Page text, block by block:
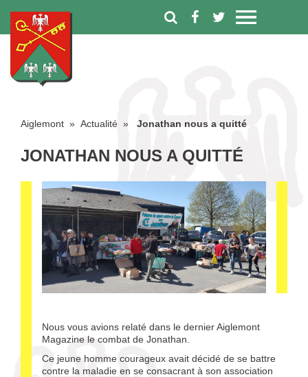
Aiglemont » Actualité » Jonathan nous a quitté
JONATHAN NOUS A QUITTÉ
Nous vous avions relaté dans le dernier Aiglemont
Magazine le combat de Jonathan.
Ce jeune homme courageux avait décidé de se battre
contre la maladie en se consacrant à son association